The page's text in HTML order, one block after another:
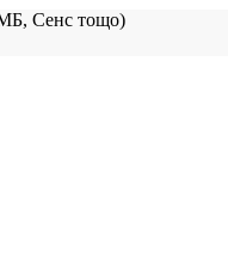
Сенс тощо)